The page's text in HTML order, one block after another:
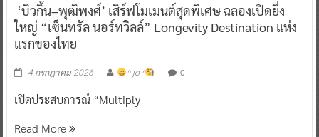
‘บิวกิ้น–พุฒิพงศ์’ เสิร์ฟโมเมนต์สุดพิเศษ ฉลองเปิดยิ่ง
ใหญ่ “เซ็นทรัล นอร์ทวิลล์” Longevity Destination แห่ง
แรกของไทย
4 กรกฎาคม 2026 ^ jo ^ 0
เปิดประสบการณ์ “Multiply
Read More